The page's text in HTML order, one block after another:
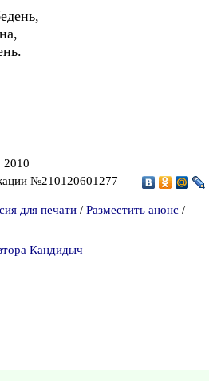
2010
№210120601277
для печати / Разместить анонс /
Кандидыч